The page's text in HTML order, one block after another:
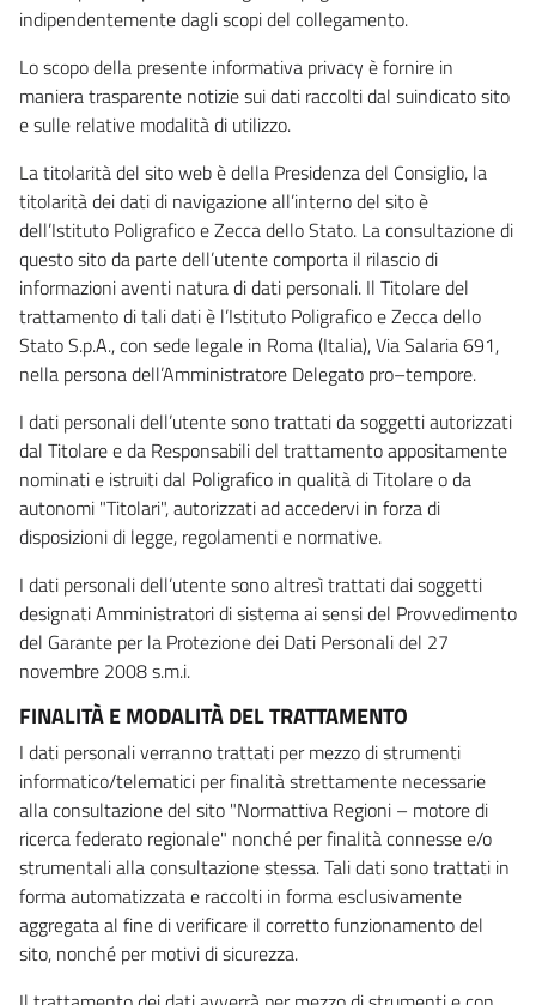
indipendentemente dagli scopi del collegamento.
Lo scopo della presente informativa privacy è fornire in
maniera trasparente notizie sui dati raccolti dal suindicato sito
e sulle relative modalità di utilizzo.
La titolarità del sito web è della Presidenza del Consiglio, la
titolarità dei dati di navigazione all’interno del sito è
dell’Istituto Poligrafico e Zecca dello Stato. La consultazione di
questo sito da parte dell’utente comporta il rilascio di
informazioni aventi natura di dati personali. Il Titolare del
trattamento di tali dati è l’Istituto Poligrafico e Zecca dello
Stato S.p.A., con sede legale in Roma (Italia), Via Salaria 691,
nella persona dell’Amministratore Delegato pro–tempore.
I dati personali dell’utente sono trattati da soggetti autorizzati
dal Titolare e da Responsabili del trattamento appositamente
nominati e istruiti dal Poligrafico in qualità di Titolare o da
autonomi "Titolari", autorizzati ad accedervi in forza di
disposizioni di legge, regolamenti e normative.
I dati personali dell’utente sono altresì trattati dai soggetti
designati Amministratori di sistema ai sensi del Provvedimento
del Garante per la Protezione dei Dati Personali del 27
novembre 2008 s.m.i.
FINALITÀ E MODALITÀ DEL TRATTAMENTO
I dati personali verranno trattati per mezzo di strumenti
informatico/telematici per finalità strettamente necessarie
alla consultazione del sito "Normattiva Regioni – motore di
ricerca federato regionale" nonché per finalità connesse e/o
strumentali alla consultazione stessa. Tali dati sono trattati in
forma automatizzata e raccolti in forma esclusivamente
aggregata al fine di verificare il corretto funzionamento del
sito, nonché per motivi di sicurezza.